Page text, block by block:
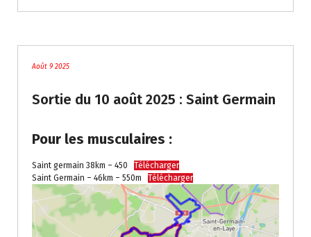
Août 9 2025
Sortie du 10 août 2025 : Saint Germain
Pour les musculaires :
Saint germain 38km – 450
Télécharger
Saint Germain – 46km – 550m
Télécharger